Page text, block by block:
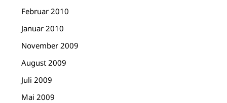
Februar 2010
Januar 2010
November 2009
August 2009
Juli 2009
Mai 2009